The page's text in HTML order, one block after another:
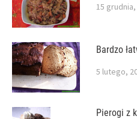
15 grudnia,
Bardzo
5 lutego,
Pierogi z